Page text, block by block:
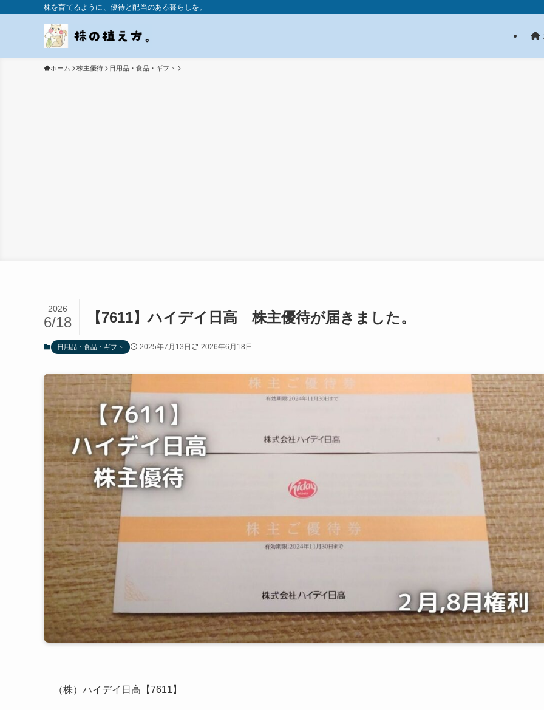
株を育てるように、優待と配当のある暮らしを。
ホーム 株主優待 日用品・食品・ギフト
【7611】ハイデイ日高 株主優待が届きました。
2026
6/18
日用品・食品・ギフト 2025年7月13日 2026年6月18日
（株）ハイデイ日高【7611】